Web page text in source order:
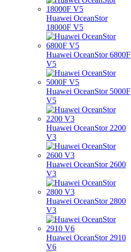
Huawei OceanStor
18000F V5
Huawei OceanStor 6800F
V5
Huawei OceanStor 5000F
V5
Huawei OceanStor 2200
V3
Huawei OceanStor 2600
V3
Huawei OceanStor 2800
V3
Huawei OceanStor 2910
V6